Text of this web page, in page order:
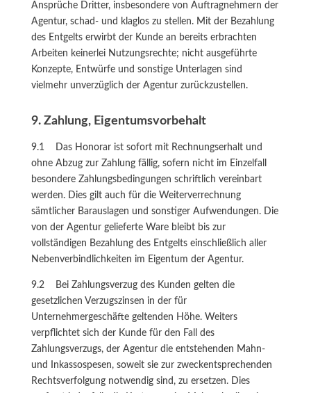
Ansprüche Dritter, insbesondere von Auftragnehmern der
Agentur, schad- und klaglos zu stellen. Mit der Bezahlung
des Entgelts erwirbt der Kunde an bereits erbrachten
Arbeiten keinerlei Nutzungsrechte; nicht ausgeführte
Konzepte, Entwürfe und sonstige Unterlagen sind
vielmehr unverzüglich der Agentur zurückzustellen.
9. Zahlung, Eigentumsvorbehalt
9.1 Das Honorar ist sofort mit Rechnungserhalt und
ohne Abzug zur Zahlung fällig, sofern nicht im Einzelfall
besondere Zahlungsbedingungen schriftlich vereinbart
werden. Dies gilt auch für die Weiterverrechnung
sämtlicher Barauslagen und sonstiger Aufwendungen. Die
von der Agentur gelieferte Ware bleibt bis zur
vollständigen Bezahlung des Entgelts einschließlich aller
Nebenverbindlichkeiten im Eigentum der Agentur.
9.2 Bei Zahlungsverzug des Kunden gelten die
gesetzlichen Verzugszinsen in der für
Unternehmergeschäfte geltenden Höhe. Weiters
verpflichtet sich der Kunde für den Fall des
Zahlungsverzugs, der Agentur die entstehenden Mahn-
und Inkassospesen, soweit sie zur zweckentsprechenden
Rechtsverfolgung notwendig sind, zu ersetzen. Dies